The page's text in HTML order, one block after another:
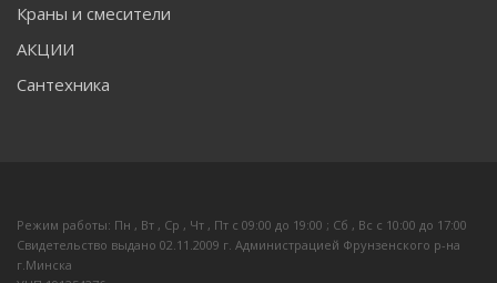
Краны и смесители
АКЦИИ
Сантехника
Режим работы: Пн , Вт , Ср , Чт , Пт c 09:00 до 19:00 ; Сб , Вс c 10:00 до 17:00
Свидетельство выдано 02.11.2009 г. Администрацией Фрунзенского р-на
г.Минска